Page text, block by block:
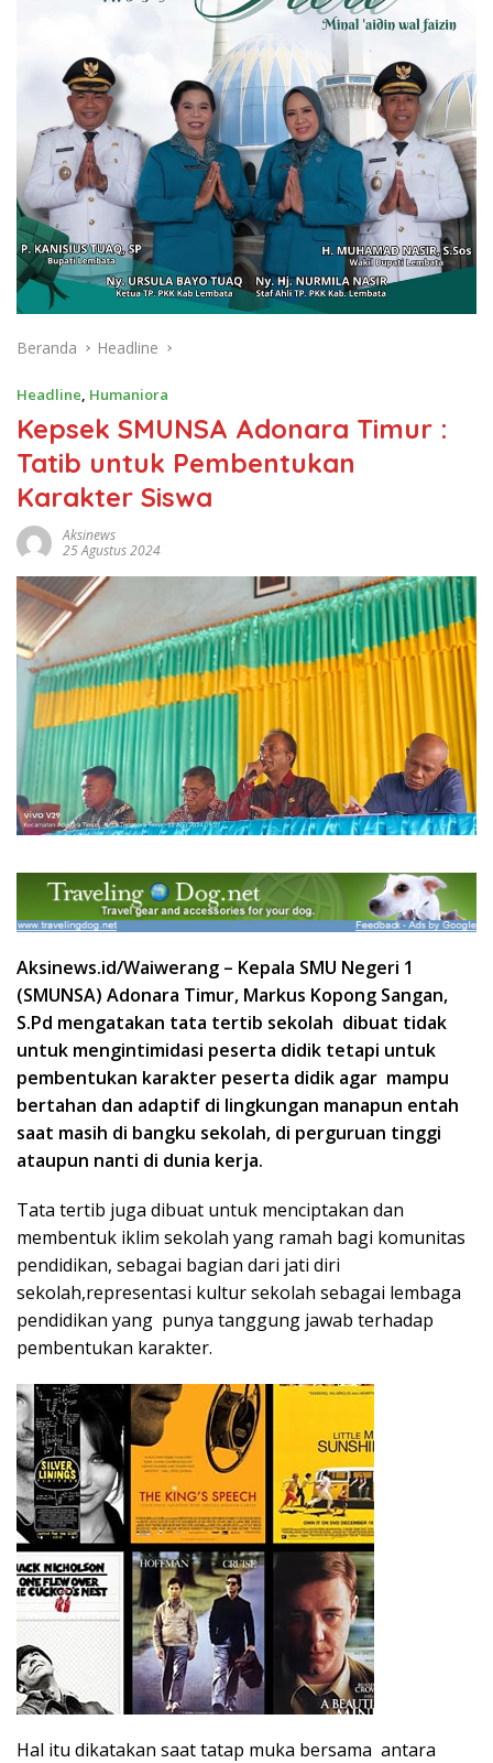
Beranda Headline
Headline, Humaniora
Kepsek SMUNSA Adonara Timur :
Tatib untuk Pembentukan
Karakter Siswa
Aksinews
25 Agustus 2024
Aksinews.id/Waiwerang – Kepala SMU Negeri 1
(SMUNSA) Adonara Timur, Markus Kopong Sangan,
S.Pd mengatakan tata tertib sekolah dibuat tidak
untuk mengintimidasi peserta didik tetapi untuk
pembentukan karakter peserta didik agar mampu
bertahan dan adaptif di lingkungan manapun entah
saat masih di bangku sekolah, di perguruan tinggi
ataupun nanti di dunia kerja.
Tata tertib juga dibuat untuk menciptakan dan
membentuk iklim sekolah yang ramah bagi komunitas
pendidikan, sebagai bagian dari jati diri
sekolah,representasi kultur sekolah sebagai lembaga
pendidikan yang punya tanggung jawab terhadap
pembentukan karakter.
Hal itu dikatakan saat tatap muka bersama antara